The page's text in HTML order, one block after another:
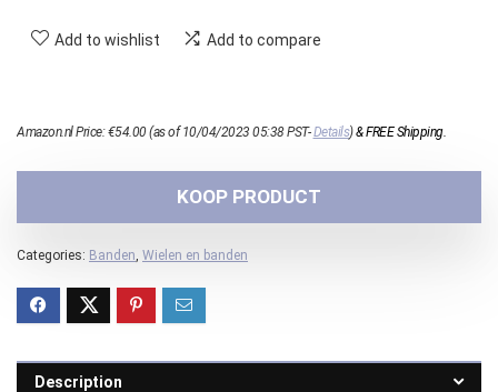
Add to wishlist Add to compare
Amazon.nl Price:€54.00(as of 10/04/2023 05:38 PST-Details)&FREE Shipping.
KOOP PRODUCT
Categories: Banden Wielen en banden
Description